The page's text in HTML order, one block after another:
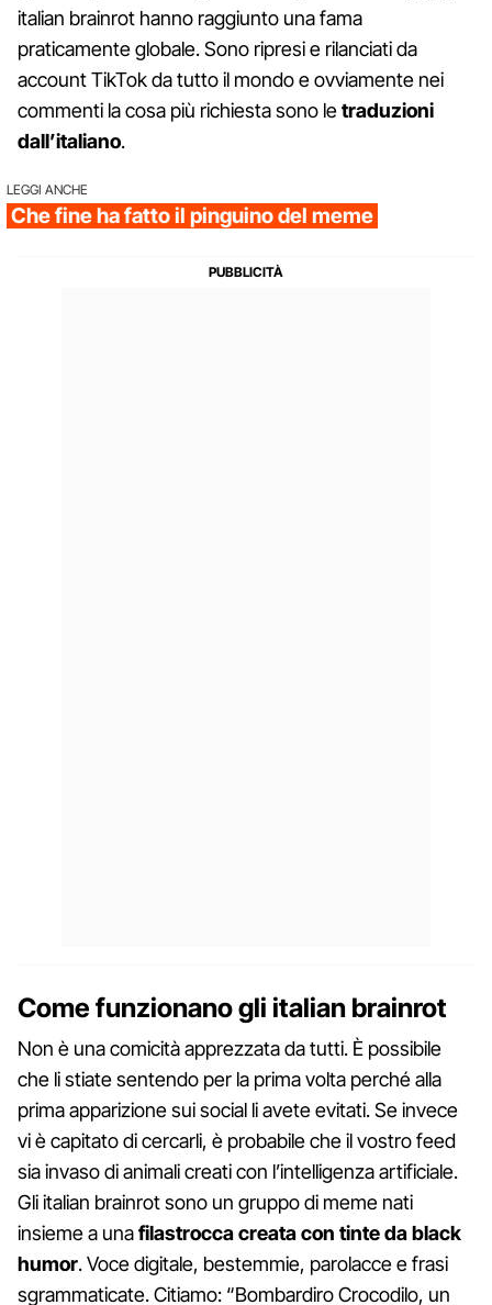
italian brainrot hanno raggiunto una fama
praticamente globale. Sono ripresi e rilanciati da
account TikTok da tutto il mondo e ovviamente nei
commenti la cosa più richiesta sono letraduzioni
dall’italiano.
LEGGI ANCHE
Che fine ha fatto il pinguino del meme
Come funzionano gli italian brainrot
Non è una comicità apprezzata da tutti. È possibile
che li stiate sentendo per la prima volta perché alla
prima apparizione sui social li avete evitati. Se invece
vi è capitato di cercarli, è probabile che il vostro feed
sia invaso di animali creati con l’intelligenza artificiale.
Gli italian brainrot sono un gruppo di meme nati
insieme a unafilastrocca creata con tinte da black
humor. Voce digitale, bestemmie, parolacce e frasi
sgrammaticate. Citiamo: “Bombardiro Crocodilo, un